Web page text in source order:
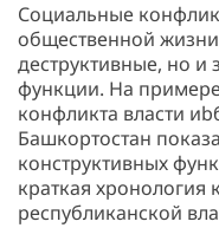
Социальные
общественной
деструктивные, но и
функции. На
конфликта власти
Башкортостан
конструктивных
краткая
республиканской